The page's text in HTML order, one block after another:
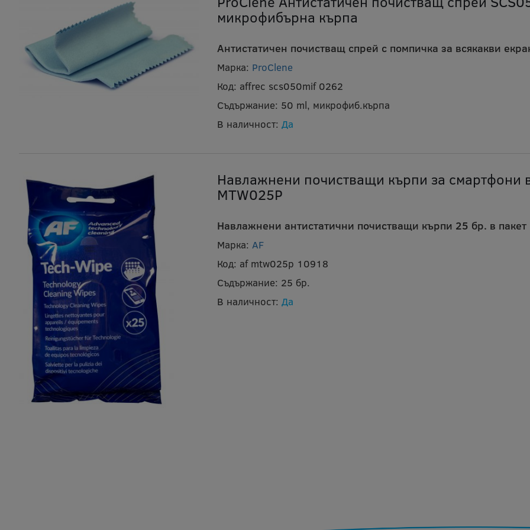
микрофибърна кърпа
Антистатичен почистващ спрей с помпичка за всякакви
Марка: ProClene
Код: affrec scs050mif 0262
Съдържание: 50 ml, микрофиб.кърпа
В наличност: Да
Навлажнени почистващи кърпи за смартфони
MTW025P
Навлажнени антистатични почистващи кърпи 25 бр. в пакет
Марка: AF
Код: af mtw025p 10918
Съдържание: 25 бр.
В наличност: Да